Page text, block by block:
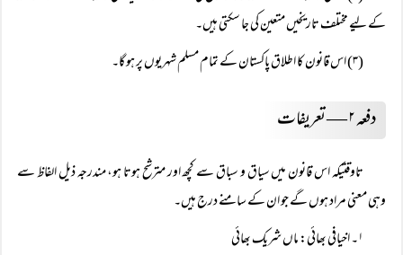
کے لیے مختلف تاریخیں متعین کی جا سکتی ہیں۔
(۳) اس قانون کا اطلاق پاکستان کے تمام مسلم شہریوں پر ہو گا۔
دفعہ ۲ — تعریفات
تاوقتیکہ اس قانون میں سیاق و سباق سے کچھ اور مترشح ہوتا ہو، مندرجہ ذیل الفاظ سے
وہی معنی مراد ہوں گے جو ان کے سامنے درج ہیں۔
۱۔ اخیافی بھائی: ماں شریک بھائی